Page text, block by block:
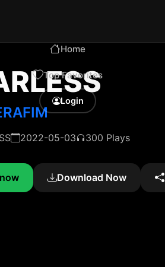
Home
Top Favorites
Login
2022-05-03 300 Plays
Download Now